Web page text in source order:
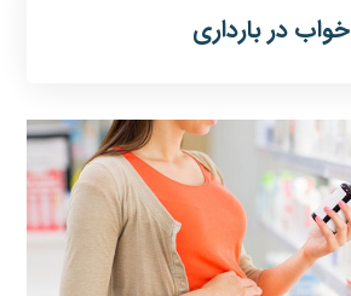
خواب در بارداری